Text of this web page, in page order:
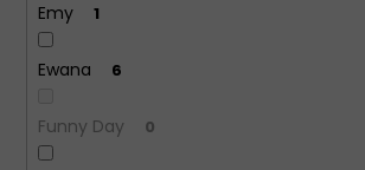
Emy 1
Ewana 6
Funny Day 0